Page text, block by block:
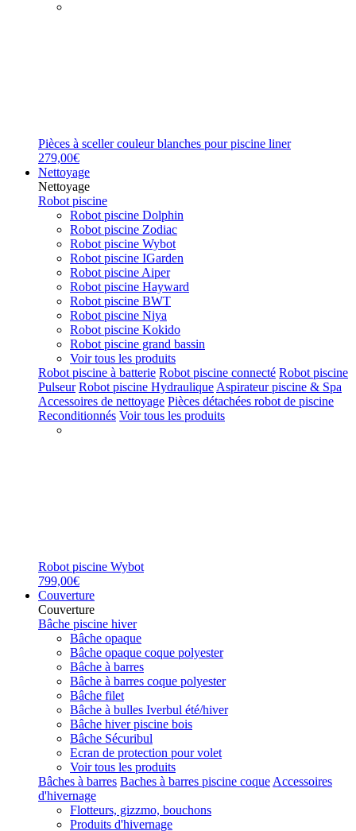
Pièces à sceller couleur blanches pour piscine liner
279,00€
Nettoyage
Nettoyage
Robot piscine
Robot piscine Dolphin
Robot piscine Zodiac
Robot piscine Wybot
Robot piscine IGarden
Robot piscine Aiper
Robot piscine Hayward
Robot piscine BWT
Robot piscine Niya
Robot piscine Kokido
Robot piscine grand bassin
Voir tous les produits
Robot piscine à batterie Robot piscine connecté Robot piscine
Pulseur Robot piscine Hydraulique Aspirateur piscine & Spa
Accessoires de nettoyage Pièces détachées robot de piscine
Reconditionnés Voir tous les produits
Robot piscine Wybot
799,00€
Couverture
Couverture
Bâche piscine hiver
Bâche opaque
Bâche opaque coque polyester
Bâche à barres
Bâche à barres coque polyester
Bâche filet
Bâche à bulles Iverbul été/hiver
Bâche hiver piscine bois
Bâche Sécuribul
Ecran de protection pour volet
Voir tous les produits
Bâches à barres Baches à barres piscine coque Accessoires
d'hivernage
Flotteurs, gizzmo, bouchons
Produits d'hivernage